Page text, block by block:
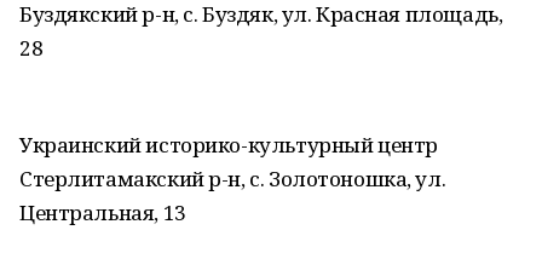
Буздякский р-н, с. Буздяк, ул. Красная площадь,
28
Украинский историко-культурный центр
Стерлитамакский р-н, с. Золотоношка, ул.
Центральная, 13